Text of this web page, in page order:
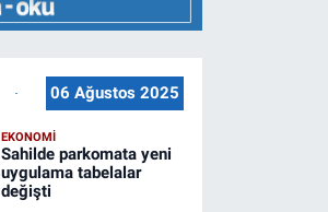
06 Ağustos 2025
EKONOMİ
Sahilde parkomata yeni
uygulama tabelalar
değişti